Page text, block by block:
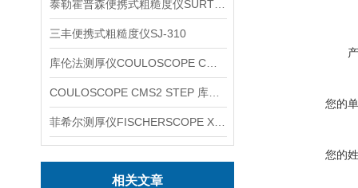
三丰便携式粗糙度仪SJ-310
相关文章
您的
您的